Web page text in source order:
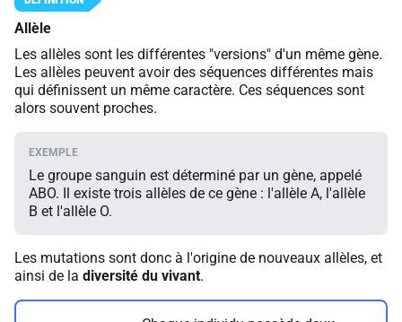
Allèle
Les allèles sont les différentes "versions" d'un même gène.
Les allèles peuvent avoir des séquences différentes mais
qui définissent un même caractère. Ces séquences sont
alors souvent proches.
Le groupe sanguin est déterminé par un gène, appelé
ABO. Il existe trois allèles de ce gène : l'allèle A, l'allèle
B et l'allèle O.
Les mutations sont donc à l'origine de nouveaux allèles, et
ainsi de la diversité du vivant.